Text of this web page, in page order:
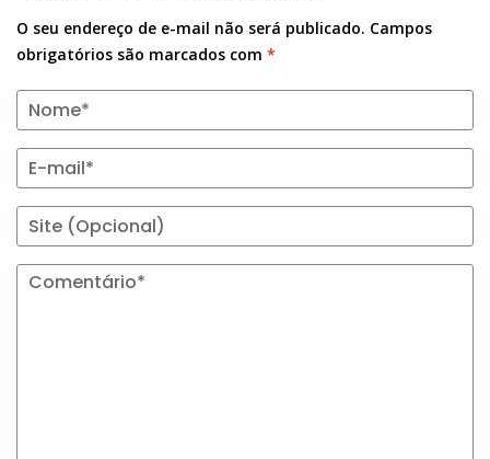
O seu endereço de e-mail não será publicado. Campos
obrigatórios são marcados com *